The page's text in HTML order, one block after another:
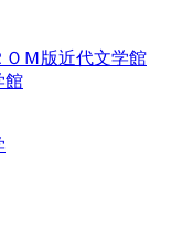
Ｍ版近代文学館
館